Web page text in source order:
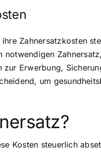
Zahnersatzkosten
notwendigen
Erwerbung,
um
Kosten steuerlich